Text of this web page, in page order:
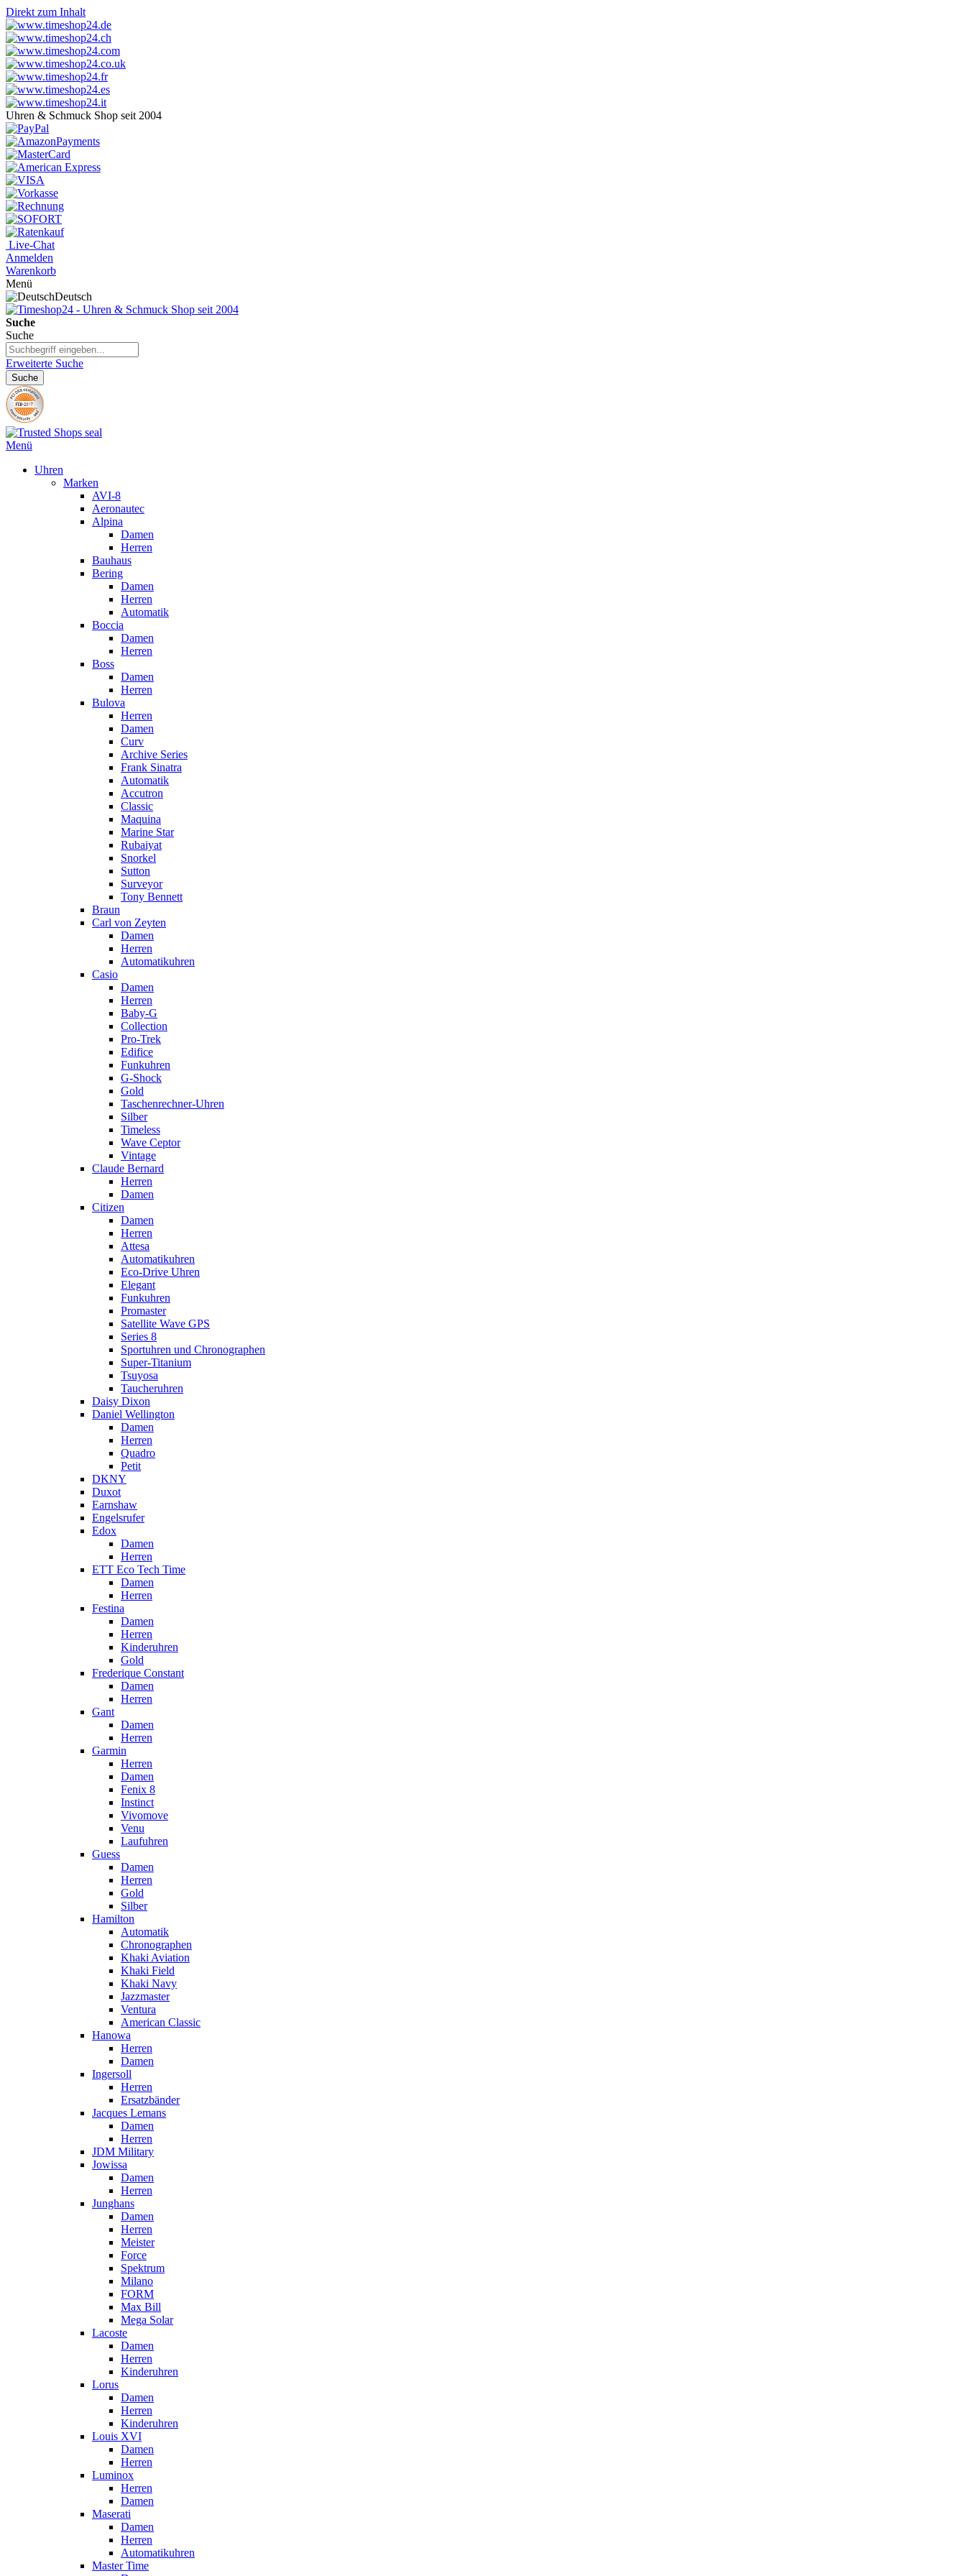
Direkt zum Inhalt
Uhren & Schmuck Shop seit 2004
Live-Chat
Anmelden
Warenkorb
Menü
Deutsch
Suche
Suche
Erweiterte Suche
Suche
Menü
Uhren
Marken
AVI-8
Aeronautec
Alpina
Damen
Herren
Bauhaus
Bering
Damen
Herren
Automatik
Boccia
Damen
Herren
Boss
Damen
Herren
Bulova
Herren
Damen
Curv
Archive Series
Frank Sinatra
Automatik
Accutron
Classic
Maquina
Marine Star
Rubaiyat
Snorkel
Sutton
Surveyor
Tony Bennett
Braun
Carl von Zeyten
Damen
Herren
Automatikuhren
Casio
Damen
Herren
Baby-G
Collection
Pro-Trek
Edifice
Funkuhren
G-Shock
Gold
Taschenrechner-Uhren
Silber
Timeless
Wave Ceptor
Vintage
Claude Bernard
Herren
Damen
Citizen
Damen
Herren
Attesa
Automatikuhren
Eco-Drive Uhren
Elegant
Funkuhren
Promaster
Satellite Wave GPS
Series 8
Sportuhren und Chronographen
Super-Titanium
Tsuyosa
Taucheruhren
Daisy Dixon
Daniel Wellington
Damen
Herren
Quadro
Petit
DKNY
Duxot
Earnshaw
Engelsrufer
Edox
Damen
Herren
ETT Eco Tech Time
Damen
Herren
Festina
Damen
Herren
Kinderuhren
Gold
Frederique Constant
Damen
Herren
Gant
Damen
Herren
Garmin
Herren
Damen
Fenix 8
Instinct
Vivomove
Venu
Laufuhren
Guess
Damen
Herren
Gold
Silber
Hamilton
Automatik
Chronographen
Khaki Aviation
Khaki Field
Khaki Navy
Jazzmaster
Ventura
American Classic
Hanowa
Herren
Damen
Ingersoll
Herren
Ersatzbänder
Jacques Lemans
Damen
Herren
JDM Military
Jowissa
Damen
Herren
Junghans
Damen
Herren
Meister
Force
Spektrum
Milano
FORM
Max Bill
Mega Solar
Lacoste
Damen
Herren
Kinderuhren
Lorus
Damen
Herren
Kinderuhren
Louis XVI
Damen
Herren
Luminox
Herren
Damen
Maserati
Damen
Herren
Automatikuhren
Master Time